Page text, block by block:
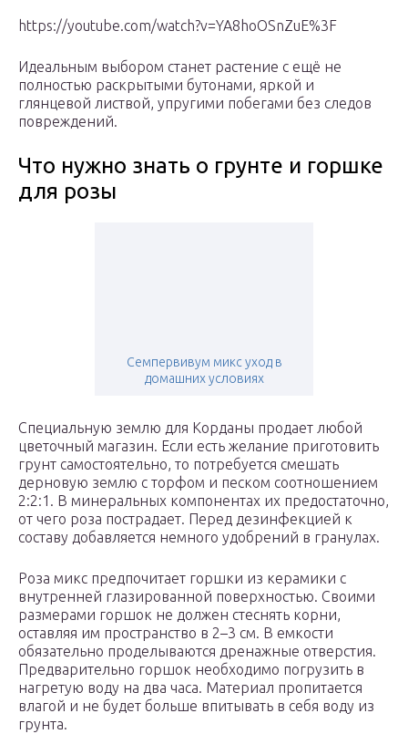
https://youtube.com/watch?v=YA8hoOSnZuE%3F
Идеальным выбором станет растение с ещё не
полностью раскрытыми бутонами, яркой и
глянцевой листвой, упругими побегами без следов
повреждений.
Что нужно знать о грунте и горшке
для розы
Семпервивум микс уход в
домашних условиях
Специальную землю для Корданы продает любой
цветочный магазин. Если есть желание приготовить
грунт самостоятельно, то потребуется смешать
дерновую землю с торфом и песком соотношением
2:2:1. В минеральных компонентах их предостаточно,
от чего роза пострадает. Перед дезинфекцией к
составу добавляется немного удобрений в гранулах.
Роза микс предпочитает горшки из керамики с
внутренней глазированной поверхностью. Своими
размерами горшок не должен стеснять корни,
оставляя им пространство в 2–3 см. В емкости
обязательно проделываются дренажные отверстия.
Предварительно горшок необходимо погрузить в
нагретую воду на два часа. Материал пропитается
влагой и не будет больше впитывать в себя воду из
грунта.